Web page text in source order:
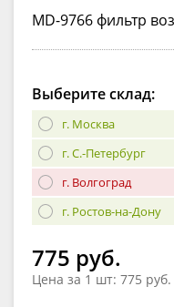
MD-9766 фильтр
Выберите склад:
г. Москва
г. С.-Петербург
г. Волгоград
г. Ростов-на-Дону
775 руб.
Цена за 1 шт: 775 руб.